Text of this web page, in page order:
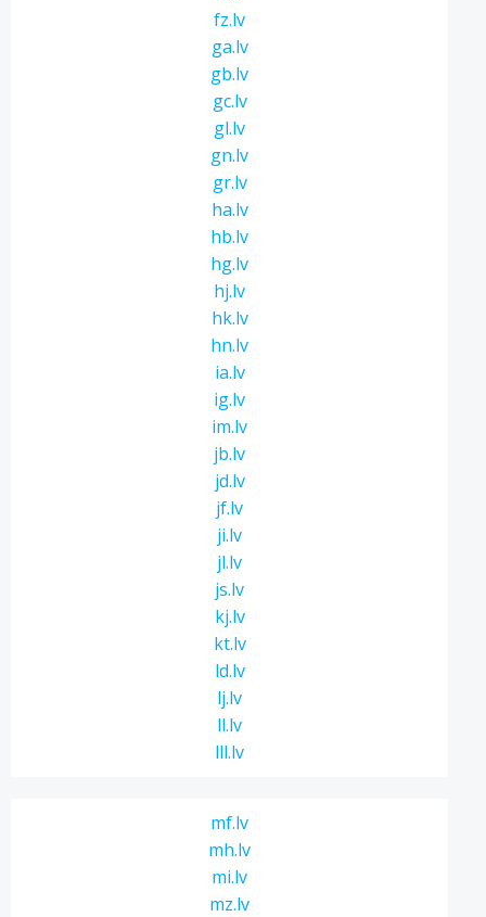
fz.lv
ga.lv
gb.lv
gc.lv
gl.lv
gn.lv
gr.lv
ha.lv
hb.lv
hg.lv
hj.lv
hk.lv
hn.lv
ia.lv
ig.lv
im.lv
jb.lv
jd.lv
jf.lv
ji.lv
jl.lv
js.lv
kj.lv
kt.lv
ld.lv
lj.lv
ll.lv
lll.lv
mf.lv
mh.lv
mi.lv
mz.lv